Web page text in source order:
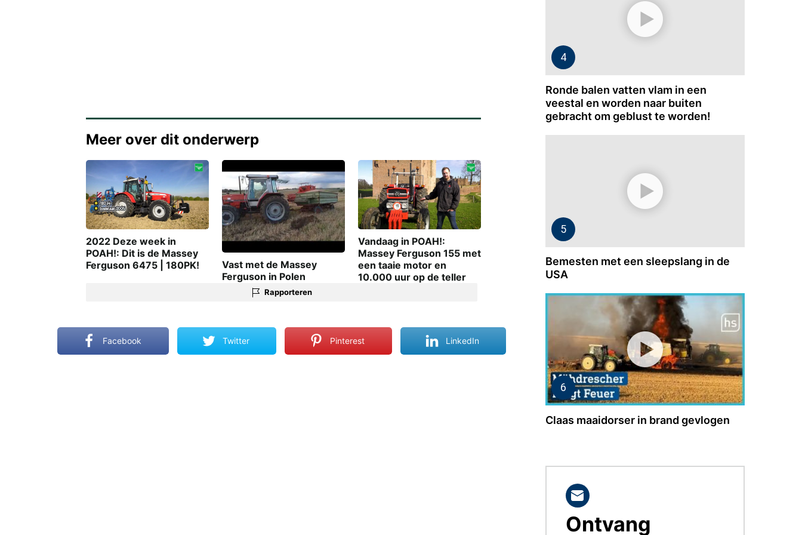
Meer over dit onderwerp
2022 Deze week in
POAH!: Dit is de Massey
Ferguson 6475 | 180PK!
Vast met de Massey
Ferguson in Polen
Vandaag in POAH!:
Massey Ferguson 155 met
een taaie motor en
10.000 uur op de teller
Rapporteren
Facebook Twitter Pinterest LinkedIn
Ronde balen vatten vlam in een
veestal en worden naar buiten
gebracht om geblust te worden!
Bemesten met een sleepslang in de
USA
Claas maaidorser in brand gevlogen
BLIJF
OP
Ontvang